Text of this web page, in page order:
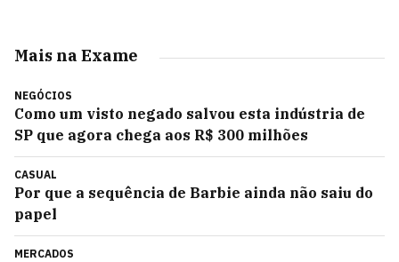
Mais na Exame
NEGÓCIOS
Como um visto negado salvou esta indústria de
SP que agora chega aos R$ 300 milhões
CASUAL
Por que a sequência de Barbie ainda não saiu do
papel
MERCADOS